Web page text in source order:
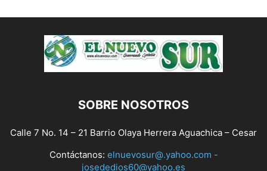
SOBRE NOSOTROS
Calle 7 No. 14 – 21 Barrio Olaya Herrera Aguachica – Cesar
Contáctanos: elnuevosur@.yahoo.com -
josededios60@yahoo.es